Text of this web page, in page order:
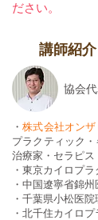
ださい。
​講師紹介
協会
・株式会社オンザ
プラクティック・
治療家・セラピ
・東京カイロプ
・中国遼寧省錦
・千葉県小松医
・北千住カイロ